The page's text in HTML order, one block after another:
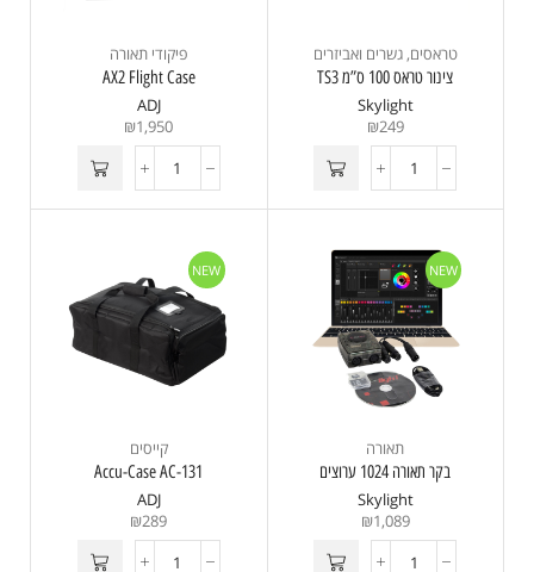
טראסים, גשרים ואביזרים
צינור טראס 100 ס”מ TS3
Skylight
₪249
פיקודי תאורה
AX2 Flight Case
ADJ
₪1,950
NEW
תאורה
בקר תאורה 1024 ערוצים
Skylight
₪1,089
NEW
קייסים
Accu-Case AC-131
ADJ
₪289